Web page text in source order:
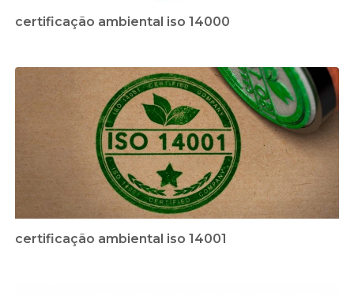
certificação ambiental iso 14000
certificação ambiental iso 14001